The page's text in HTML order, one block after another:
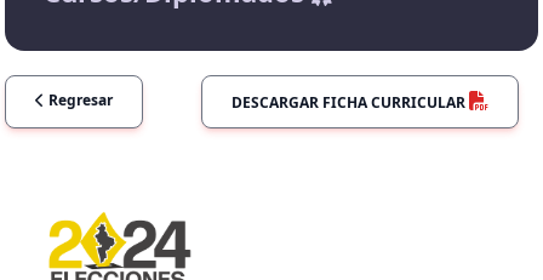
Regresar DESCARGAR FICHA CURRICULAR